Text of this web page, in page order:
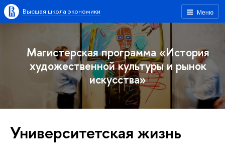
Меню
Высшая школа экономики
Магистерская программа «История
художественной культуры и рынок
искусства»
Университетская жизнь